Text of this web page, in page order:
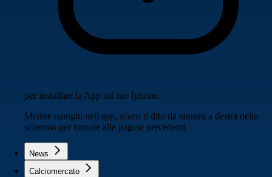
per installare la App sul tuo Iphone.
Mentre navighi nell'app, scorri il dito da sinistra a destra dello
schermo per tornare alle pagine precedenti
News
Calciomercato